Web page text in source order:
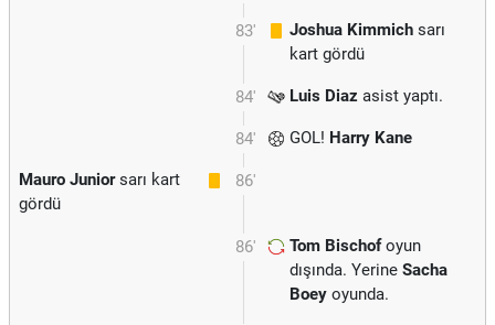
83' Joshua Kimmich sarı
kart gördü
84' Luis Diaz asist yaptı.
84' GOL! Harry Kane
86'
Mauro Juniorsarı kart
gördü
86' Tom Bischofoyun
dışında. Yerine Sacha
Boey oyunda.